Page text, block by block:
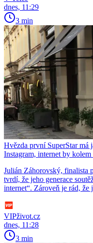
dnes, 11:29
3 min
Hvězda první SuperStar má
Instagram, internet by kolem
Julián Záhorovský, finalista
tvrdí, že jeho generace
internet“. Zároveň je rád, že
VIPživot.cz
dnes, 11:28
3 min